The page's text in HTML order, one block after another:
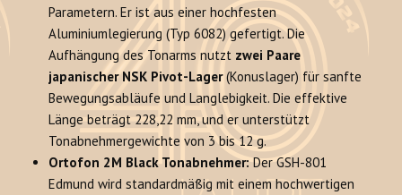
Parametern. Er ist aus einer hochfesten
Aluminiumlegierung (Typ 6082) gefertigt. Die
Aufhängung des Tonarms nutzt zwei Paare
japanischer NSK Pivot-Lager(Konuslager) für sanfte
Bewegungsabläufe und Langlebigkeit. Die effektive
Länge beträgt 228,22 mm, und er unterstützt
Tonabnehmergewichte von 3 bis 12 g.
Ortofon 2M Black Tonabnehmer:Der GSH-801
Edmund wird standardmäßig mit einem hochwertigen